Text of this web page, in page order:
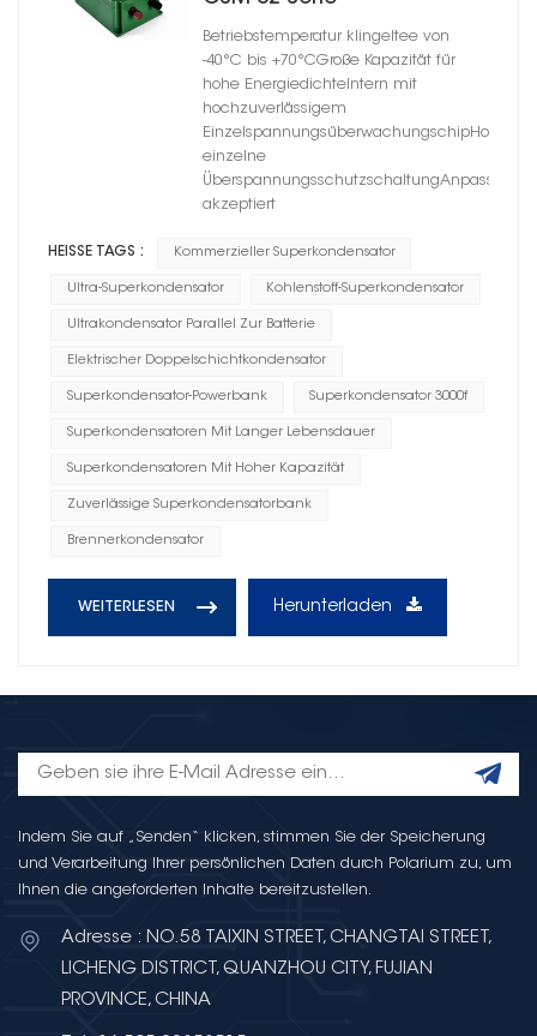
Betriebstemperatur klingeltee von
-40°C bis +70°CGroße Kapazität für
hohe EnergiedichteIntern mit
hochzuverlässigem
einzelne
ÜberspannungsschutzschaltungAnpassung
akzeptiert
HEISSE TAGS : Kommerzieller Superkondensator
Ultra-Superkondensator Kohlenstoff-Superkondensator
Ultrakondensator Parallel Zur Batterie
Elektrischer Doppelschichtkondensator
Superkondensator-Powerbank Superkondensator 3000f
Superkondensatoren Mit Langer Lebensdauer
Superkondensatoren Mit Hoher Kapazität
Zuverlässige Superkondensatorbank
Brennerkondensator
WEITERLESEN Herunterladen
Indem Sie auf „Senden“ klicken, stimmen Sie der Speicherung
und Verarbeitung Ihrer persönlichen Daten durch Polarium zu, um
Ihnen die angeforderten Inhalte bereitzustellen.
Adresse : NO.58 TAIXIN STREET, CHANGTAI STREET,
LICHENG DISTRICT, QUANZHOU CITY, FUJIAN
PROVINCE, CHINA